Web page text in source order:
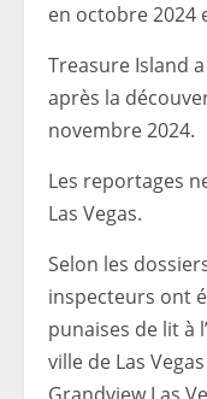
en octobre 2024
Treasure Island
après la
novembre 2024.
Les reportages
Las Vegas.
Selon les
inspecteurs ont
punaises de lit à
ville de Las